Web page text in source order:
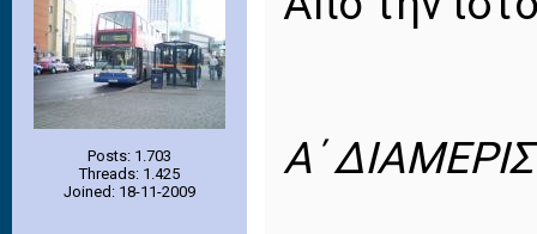
Posts: 1.703
Threads: 1.425
Joined: 18-11-2009
Α΄